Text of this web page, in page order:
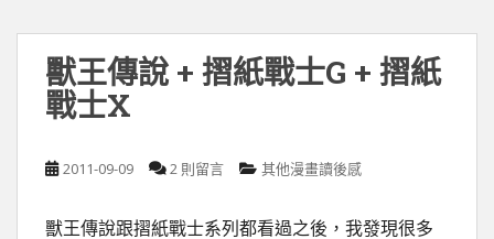
獸王傳說 + 摺紙戰士G + 摺紙
戰士X
2011-09-09 2 則留言 其他漫畫讀後感
獸王傳說跟摺紙戰士系列都看過之後，我發現很多